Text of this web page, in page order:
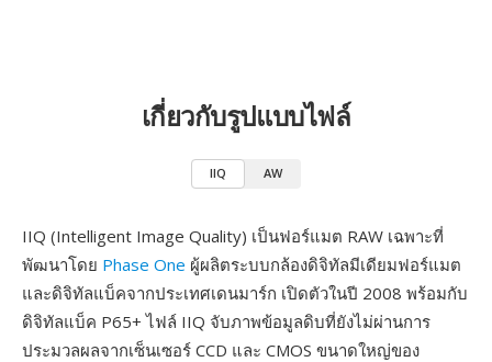
เกี่ยวกับรูปแบบไฟล์
IIQ AW
IIQ (Intelligent Image Quality) เป็นฟอร์แมต RAW เฉพาะที่
พัฒนาโดย Phase One ผู้ผลิตระบบกล้องดิจิทัลมีเดียมฟอร์แมต
และดิจิทัลแบ็คจากประเทศเดนมาร์ก เปิดตัวในปี 2008 พร้อมกับ
ดิจิทัลแบ็ค P65+ ไฟล์ IIQ จับภาพข้อมูลดิบที่ยังไม่ผ่านการ
ประมวลผลจากเซ็นเซอร์ CCD และ CMOS ขนาดใหญ่ของ